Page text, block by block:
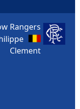
Rangers
Clement